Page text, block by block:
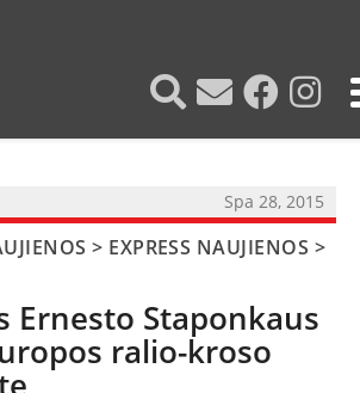
Spa 28, 2015
> EXPRESS NAUJIENOS >
Ernesto Staponkaus
ralio-kroso